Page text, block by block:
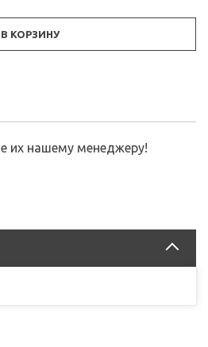
В КОРЗИНУ
их нашему менеджеру!